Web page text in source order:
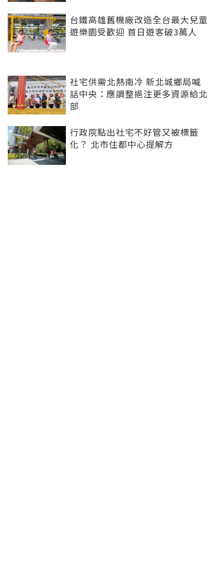
台鐵高雄舊機廠改造全台最大兒童
遊樂園受歡迎 首日遊客破3萬人
社宅供需北熱南冷 新北城鄉局喊
話中央：應調整挹注更多資源給北
部
行政院點出社宅不好管又被標籤
化？ 北市住都中心提解方